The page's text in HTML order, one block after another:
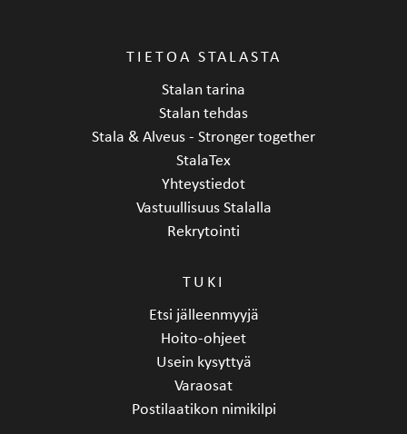
TIETOA STALASTA
Stalan tarina
Stalan tehdas
Stala & Alveus - Stronger together
StalaTex
Yhteystiedot
Vastuullisuus Stalalla
Rekrytointi
TUKI
Etsi jälleenmyyjä
Hoito-ohjeet
Usein kysyttyä
Varaosat
Postilaatikon nimikilpi